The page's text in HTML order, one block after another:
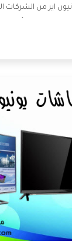
اير من الشركات
تكون بعد البيع